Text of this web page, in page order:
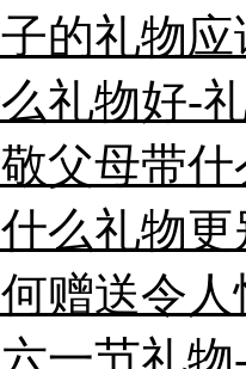
的礼物
礼物好-
父母带
么礼物
赠送令